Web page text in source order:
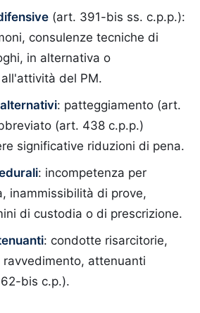
(art. 391-bis ss. c.p.p.):
consulenze tecniche di
in alternativa o
del PM.
: patteggiamento (art.
(art. 438 c.p.p.)
significative riduzioni di pena.
: incompetenza per
inammissibilità di prove,
di custodia o di prescrizione.
: condotte risarcitorie,
attenuanti
bis c.p.).